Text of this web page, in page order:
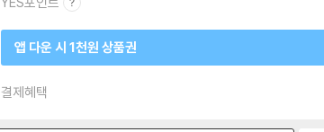
앱 다운 시 1천원 상품권
결제혜택